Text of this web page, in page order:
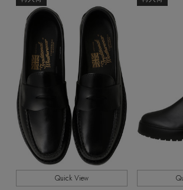
【ジュエリー】シルバーでクールに
ジャケット
ニット
コート
ルームウェア・パジャマ
レインシューズ
ブーツ
ハンドバッグ
財布・小物
ボディバッグ・ウェストポーチ
クラッチバッグ
ボストンバッグ
スーツケース
スマートフォンケース・タブレット
アイウェア
ベルト
グローブ
レッグウェア
バングル・ブレスレット
リング
コサージュ・ブローチ
アンクレット
チャーム
インナー
ウェア
シューズ
バッグ・小物
水着・スイムウェア
CONTENTS
特集一覧
NEW IN BRAND
BRAND NEWS
COLOR
PATTERN
SIZE
SHOES SIZE 全ての
販売状況
Quick View